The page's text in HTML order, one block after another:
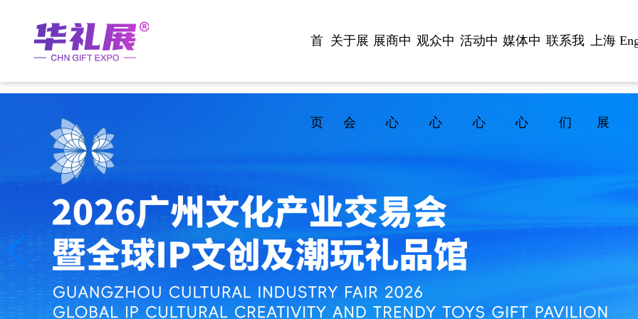
首
页
关于展
会
展商中
心
观众中
心
活动中
心
媒体中
心
联系我
们
上海
展